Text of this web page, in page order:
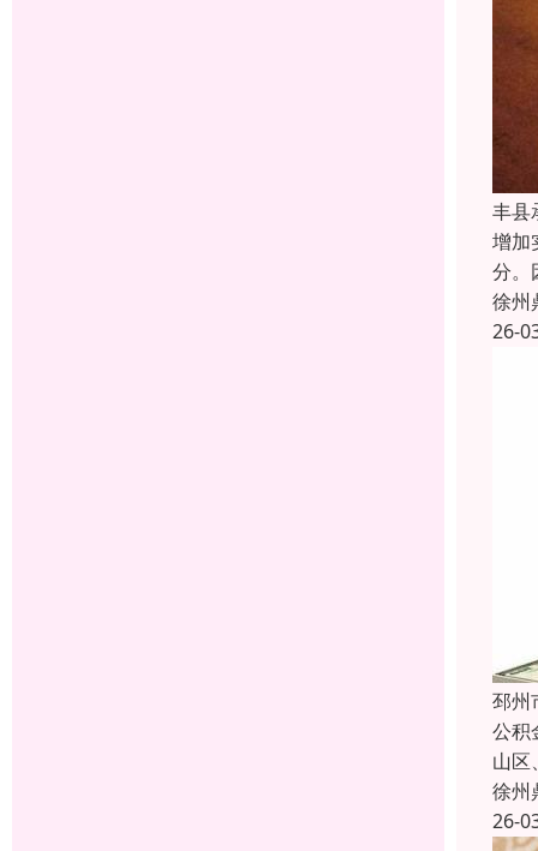
丰县
增加
分。
徐州
26-
邳州
公积
山区
徐州
26-